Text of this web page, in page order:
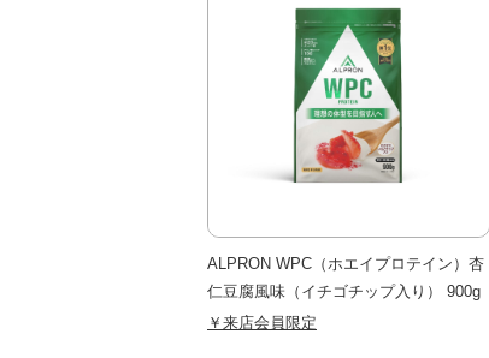
ALPRON WPC（ホエイプロテイン）杏
仁豆腐風味（イチゴチップ入り） 900g
￥来店会員限定